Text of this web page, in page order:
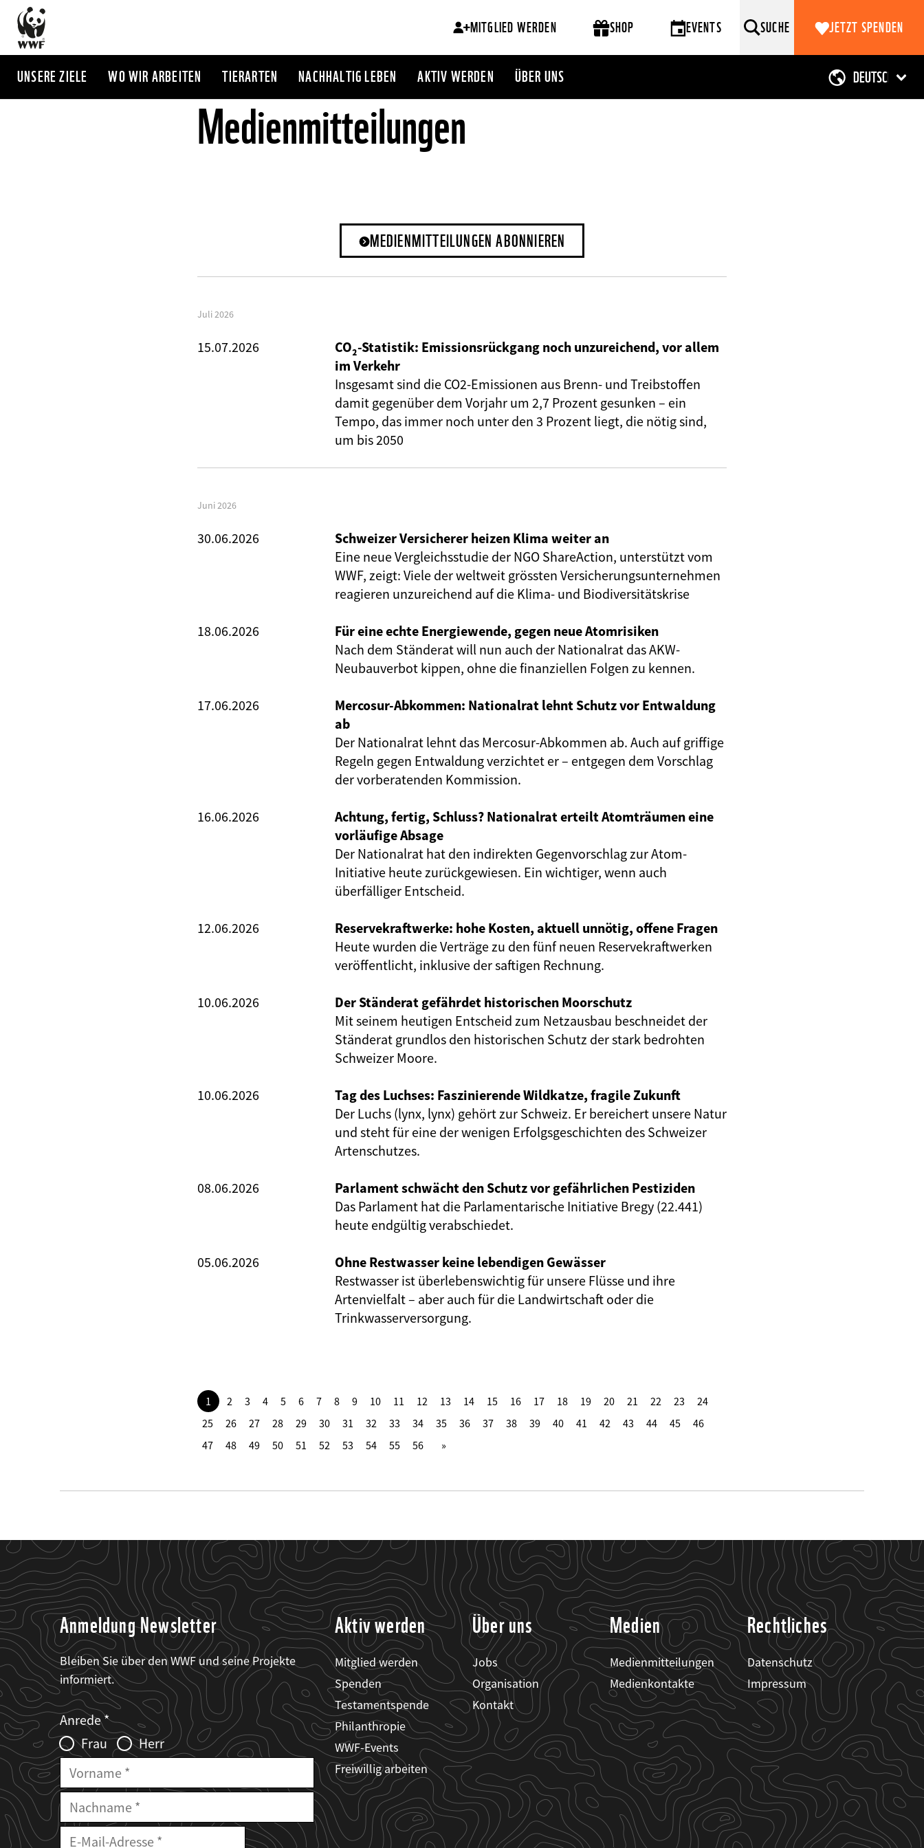
Direkt
zum
Inhalt
MITGLIED WERDEN SHOP EVENTS SUCHE JETZT SPENDEN
UNSERE ZIELE WO WIR ARBEITEN TIERARTEN NACHHALTIG LEBEN AKTIV WERDEN ÜBER UNS
Medienmitteilungen
MEDIENMITTEILUNGEN ABONNIEREN
Juli 2026
15.07.2026
CO₂-Statistik: Emissionsrückgang noch unzureichend, vor allem
im Verkehr
Insgesamt sind die CO2-Emissionen aus Brenn- und Treibstoffen
damit gegenüber dem Vorjahr um 2,7 Prozent gesunken – ein
Tempo, das immer noch unter den 3 Prozent liegt, die nötig sind,
um bis 2050
Juni 2026
30.06.2026
Schweizer Versicherer heizen Klima weiter an
Eine neue Vergleichsstudie der NGO ShareAction, unterstützt vom
WWF, zeigt: Viele der weltweit grössten Versicherungsunternehmen
reagieren unzureichend auf die Klima- und Biodiversitätskrise
18.06.2026
Für eine echte Energiewende, gegen neue Atomrisiken
Nach dem Ständerat will nun auch der Nationalrat das AKW-
Neubauverbot kippen, ohne die finanziellen Folgen zu kennen.
17.06.2026
Mercosur-Abkommen: Nationalrat lehnt Schutz vor Entwaldung
ab
Der Nationalrat lehnt das Mercosur-Abkommen ab. Auch auf griffige
Regeln gegen Entwaldung verzichtet er – entgegen dem Vorschlag
der vorberatenden Kommission.
16.06.2026
Achtung, fertig, Schluss? Nationalrat erteilt Atomträumen eine
vorläufige Absage
Der Nationalrat hat den indirekten Gegenvorschlag zur Atom-
Initiative heute zurückgewiesen. Ein wichtiger, wenn auch
überfälliger Entscheid.
12.06.2026
Reservekraftwerke: hohe Kosten, aktuell unnötig, offene Fragen
Heute wurden die Verträge zu den fünf neuen Reservekraftwerken
veröffentlicht, inklusive der saftigen Rechnung.
10.06.2026
Der Ständerat gefährdet historischen Moorschutz
Mit seinem heutigen Entscheid zum Netzausbau beschneidet der
Ständerat grundlos den historischen Schutz der stark bedrohten
Schweizer Moore.
10.06.2026
Tag des Luchses: Faszinierende Wildkatze, fragile Zukunft
Der Luchs (lynx, lynx) gehört zur Schweiz. Er bereichert unsere Natur
und steht für eine der wenigen Erfolgsgeschichten des Schweizer
Artenschutzes.
08.06.2026
Parlament schwächt den Schutz vor gefährlichen Pestiziden
Das Parlament hat die Parlamentarische Initiative Bregy (22.441)
heute endgültig verabschiedet.
05.06.2026
Ohne Restwasser keine lebendigen Gewässer
Restwasser ist überlebenswichtig für unsere Flüsse und ihre
Artenvielfalt – aber auch für die Landwirtschaft oder die
Trinkwasserversorgung.
1 2 3 4 5 6 7 8 9 10 11 12 13 14 15 16 17 18 19 20 21 22 23
24
25
26 27 28 29 30 31 32 33 34 35 36 37 38 39 40 41 42 43 44 45
46
47
48 49 50 51 52 53 54 55 56
Anmeldung Newsletter
Bleiben Sie über den WWF und seine Projekte
informiert.
Web2Case
Infofelder
Fieldset
anrede_name
Anrede
Frau
Herr
Vorname
Nachname
E-
Mailadresse
Aktiv werden
Mitglied werden
Spenden
Testamentspende
Philanthropie
WWF-Events
Freiwillig arbeiten
Über uns
Jobs
Organisation
Kontakt
Medien
Medienmitteilungen
Medienkontakte
Rechtliches
Datenschutz
Impressum